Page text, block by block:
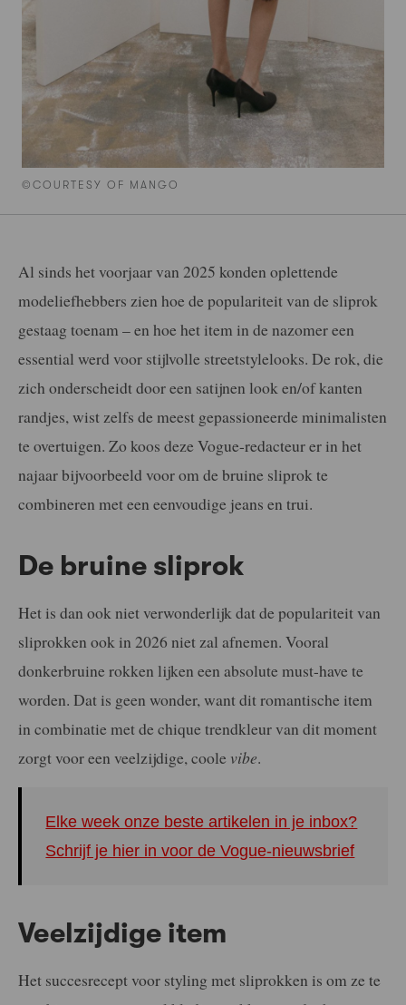
©COURTESY OF MANGO
Al sinds het voorjaar van 2025 konden oplettende
modeliefhebbers zien hoe de populariteit van de sliprok
gestaag toenam – en hoe het item in de nazomer een
essential werd voor stijlvolle streetstylelooks. De rok, die
zich onderscheidt door een satijnen look en/of kanten
randjes, wist zelfs de meest gepassioneerde minimalisten
te overtuigen. Zo koos deze Vogue-redacteur er in het
najaar bijvoorbeeld voor om de bruine sliprok te
combineren met een eenvoudige jeans en trui.
De bruine sliprok
Het is dan ook niet verwonderlijk dat de populariteit van
sliprokken ook in 2026 niet zal afnemen. Vooral
donkerbruine rokken lijken een absolute must-have te
worden. Dat is geen wonder, want dit romantische item
in combinatie met de chique trendkleur van dit moment
zorgt voor een veelzijdige, coole vibe.
Elke week onze beste artikelen in je inbox?
Schrijf je hier in voor de Vogue-nieuwsbrief
Veelzijdige item
Het succesrecept voor styling met sliprokken is om ze te